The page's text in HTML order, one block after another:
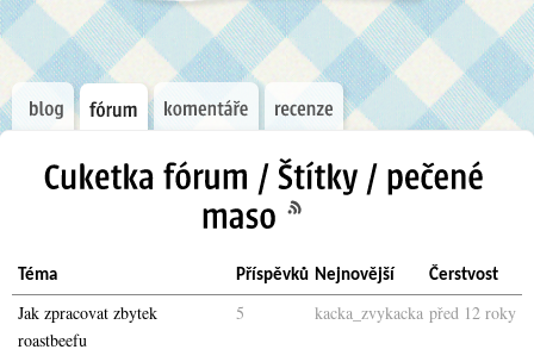
Téma Příspěvků Nejnovější Čerstvost
Jak zpracovat zbytek
roastbeefu
5 kacka_zvykacka před 12 roky